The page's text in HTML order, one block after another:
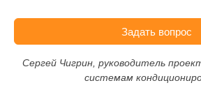
Задать вопрос
Сергей Чигрин, руководитель
системам